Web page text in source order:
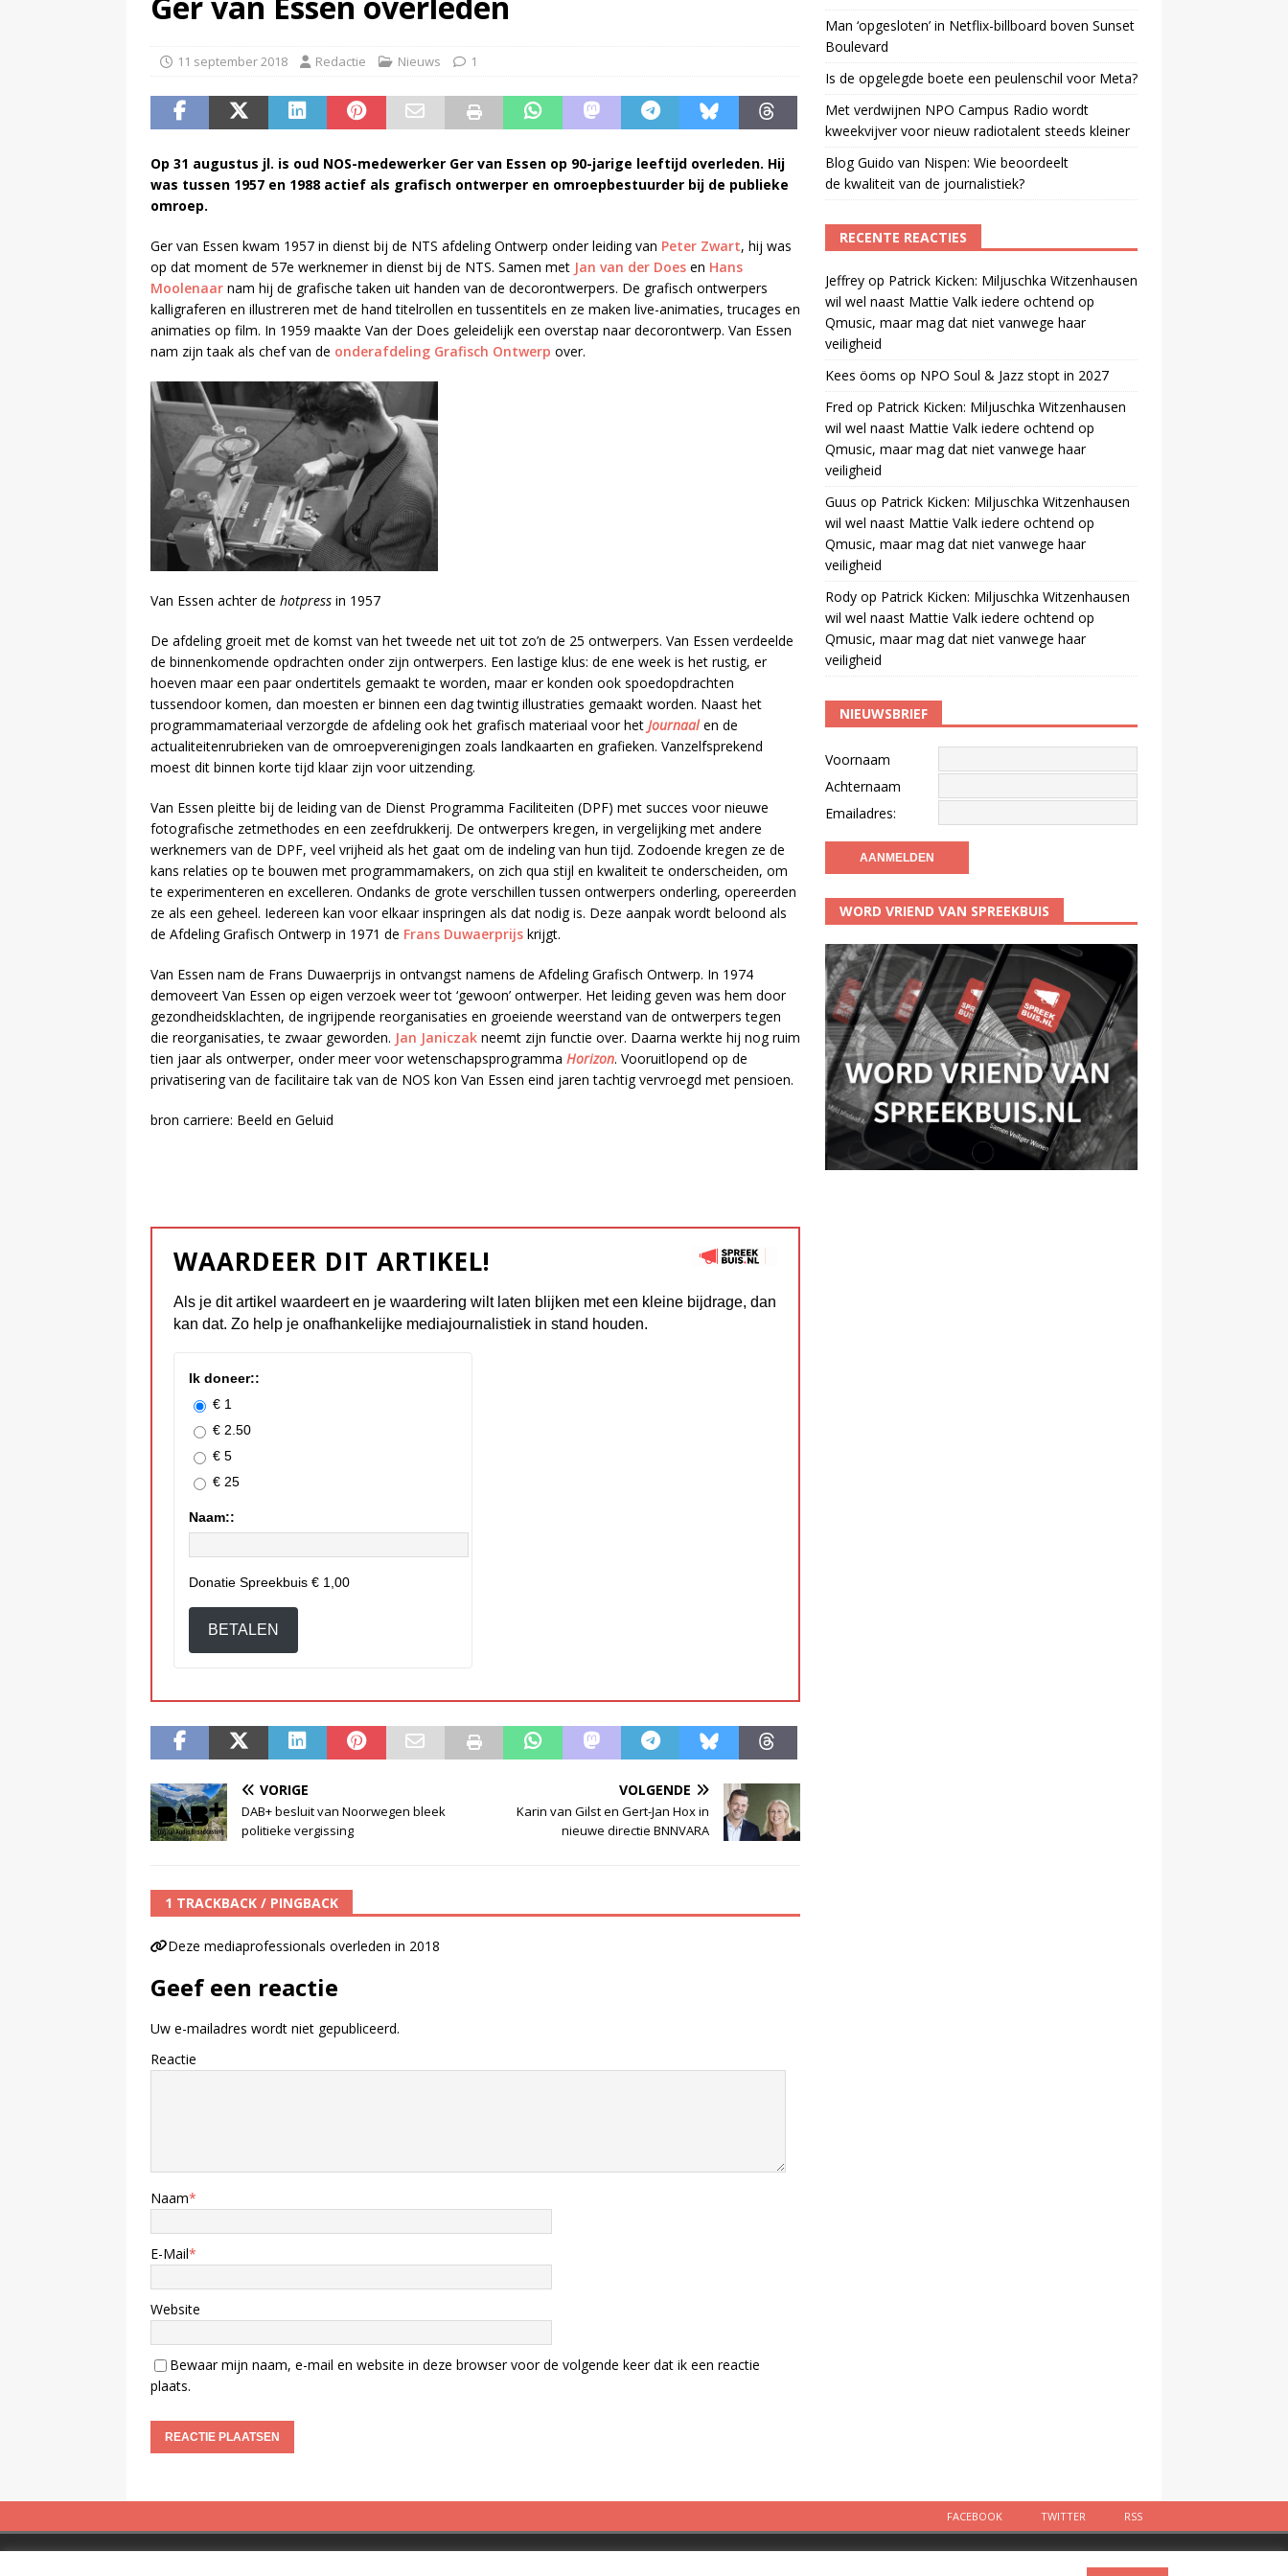
11 september 2018 Redactie Nieuws 1
Op 31 augustus jl. is oud NOS-medewerker Ger van Essen op 90-jarige leeftijd overleden. Hij
was tussen 1957 en 1988 actief als grafisch ontwerper en omroepbestuurder bij de publieke
omroep.
Ger van Essen kwam 1957 in dienst bij de NTS afdeling Ontwerp onder leiding van Peter Zwart, hij was
op dat moment de 57e werknemer in dienst bij de NTS. Samen met Jan van der Does en Hans
Moolenaar nam hij de grafische taken uit handen van de decorontwerpers. De grafisch ontwerpers
kalligraferen en illustreren met de hand titelrollen en tussentitels en ze maken live-animaties, trucages en
animaties op film. In 1959 maakte Van der Does geleidelijk een overstap naar decorontwerp. Van Essen
nam zijn taak als chef van de onderafdeling Grafisch Ontwerp over.
Van Essen achter de hotpress in 1957
De afdeling groeit met de komst van het tweede net uit tot zo’n de 25 ontwerpers. Van Essen verdeelde
de binnenkomende opdrachten onder zijn ontwerpers. Een lastige klus: de ene week is het rustig, er
hoeven maar een paar ondertitels gemaakt te worden, maar er konden ook spoedopdrachten
tussendoor komen, dan moesten er binnen een dag twintig illustraties gemaakt worden. Naast het
programmamateriaal verzorgde de afdeling ook het grafisch materiaal voor het Journaalen de
actualiteitenrubrieken van de omroepverenigingen zoals landkaarten en grafieken. Vanzelfsprekend
moest dit binnen korte tijd klaar zijn voor uitzending.
Van Essen pleitte bij de leiding van de Dienst Programma Faciliteiten (DPF) met succes voor nieuwe
fotografische zetmethodes en een zeefdrukkerij. De ontwerpers kregen, in vergelijking met andere
werknemers van de DPF, veel vrijheid als het gaat om de indeling van hun tijd. Zodoende kregen ze de
kans relaties op te bouwen met programmamakers, on zich qua stijl en kwaliteit te onderscheiden, om
te experimenteren en excelleren. Ondanks de grote verschillen tussen ontwerpers onderling, opereerden
ze als een geheel. Iedereen kan voor elkaar inspringen als dat nodig is. Deze aanpak wordt beloond als
de Afdeling Grafisch Ontwerp in 1971 de Frans Duwaerprijs krijgt.
Van Essen nam de Frans Duwaerprijs in ontvangst namens de Afdeling Grafisch Ontwerp. In 1974
demoveert Van Essen op eigen verzoek weer tot ‘gewoon’ ontwerper. Het leiding geven was hem door
gezondheidsklachten, de ingrijpende reorganisaties en groeiende weerstand van de ontwerpers tegen
die reorganisaties, te zwaar geworden. Jan Janiczak neemt zijn functie over. Daarna werkte hij nog ruim
tien jaar als ontwerper, onder meer voor wetenschapsprogramma Horizon. Vooruitlopend op de
privatisering van de facilitaire tak van de NOS kon Van Essen eind jaren tachtig vervroegd met pensioen.
bron carriere: Beeld en Geluid
WAARDEER DIT ARTIKEL!
Als je dit artikel waardeert en je waardering wilt laten blijken met een kleine bijdrage, dan
kan dat. Zo help je onafhankelijke mediajournalistiek in stand houden.
Ik doneer::
€ 1
€ 2.50
€ 5
€ 25
Naam::
Donatie Spreekbuis € 1,00
BETALEN
VORIGE
DAB+ besluit van Noorwegen bleek
politieke vergissing
VOLGENDE
Karin van Gilst en Gert-Jan Hox in
nieuwe directie BNNVARA
1 TRACKBACK / PINGBACK
Deze mediaprofessionals overleden in 2018
Geef een reactie
Uw e-mailadres wordt niet gepubliceerd.
Reactie
Naam*
E-Mail*
Website
Bewaar mijn naam, e-mail en website in deze browser voor de volgende keer dat ik een reactie
plaats.
Man ‘opgesloten’ in Netflix-billboard boven Sunset
Boulevard
Is de opgelegde boete een peulenschil voor Meta?
Met verdwijnen NPO Campus Radio wordt
kweekvijver voor nieuw radiotalent steeds kleiner
Blog Guido van Nispen: Wie beoordeelt
de kwaliteit van de journalistiek?
RECENTE REACTIES
Jeffreyop Patrick Kicken: Miljuschka Witzenhausen
wil wel naast Mattie Valk iedere ochtend op
Qmusic, maar mag dat niet vanwege haar
veiligheid
Kees öoms op NPO Soul & Jazz stopt in 2027
Fred op Patrick Kicken: Miljuschka Witzenhausen
wil wel naast Mattie Valk iedere ochtend op
Qmusic, maar mag dat niet vanwege haar
veiligheid
Guus op Patrick Kicken: Miljuschka Witzenhausen
wil wel naast Mattie Valk iedere ochtend op
Qmusic, maar mag dat niet vanwege haar
veiligheid
Rodyop Patrick Kicken: Miljuschka Witzenhausen
wil wel naast Mattie Valk iedere ochtend op
Qmusic, maar mag dat niet vanwege haar
veiligheid
NIEUWSBRIEF
Voornaam
Achternaam
Emailadres:
WORD VRIEND VAN SPREEKBUIS
FACEBOOK TWITTER RSS
Twitter RSS